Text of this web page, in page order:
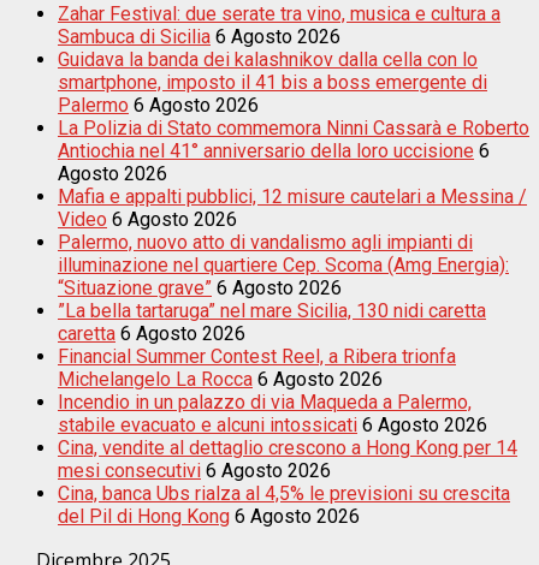
Zahar Festival: due serate tra vino, musica e cultura a
Sambuca di Sicilia 6 Agosto 2026
Guidava la banda dei kalashnikov dalla cella con lo
smartphone, imposto il 41 bis a boss emergente di
Palermo 6 Agosto 2026
La Polizia di Stato commemora Ninni Cassarà e Roberto
Antiochia nel 41° anniversario della loro uccisione 6
Agosto 2026
Mafia e appalti pubblici, 12 misure cautelari a Messina /
Video 6 Agosto 2026
Palermo, nuovo atto di vandalismo agli impianti di
illuminazione nel quartiere Cep. Scoma (Amg Energia):
“Situazione grave” 6 Agosto 2026
”La bella tartaruga” nel mare Sicilia, 130 nidi caretta
caretta 6 Agosto 2026
Financial Summer Contest Reel, a Ribera trionfa
Michelangelo La Rocca 6 Agosto 2026
Incendio in un palazzo di via Maqueda a Palermo,
stabile evacuato e alcuni intossicati 6 Agosto 2026
Cina, vendite al dettaglio crescono a Hong Kong per 14
mesi consecutivi 6 Agosto 2026
Cina, banca Ubs rialza al 4,5% le previsioni su crescita
del Pil di Hong Kong 6 Agosto 2026